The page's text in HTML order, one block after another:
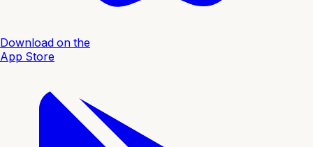
Download on the
App Store